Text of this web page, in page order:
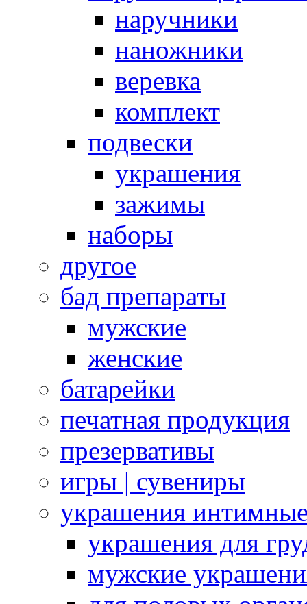
наручники
наножники
веревка
комплект
подвески
украшения
зажимы
наборы
другое
бад препараты
мужские
женские
батарейки
печатная продукция
презервативы
игры | сувениры
украшения
украшения для
мужские